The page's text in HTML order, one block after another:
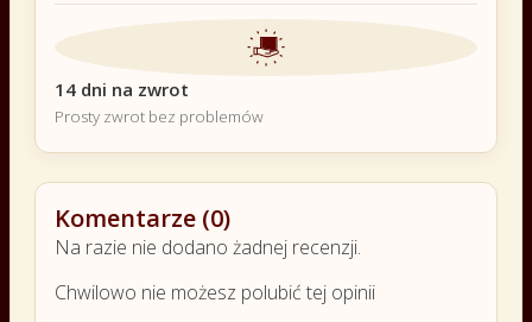
14 dni na zwrot
Prosty zwrot bez problemów
Komentarze (0)
Na razie nie dodano żadnej recenzji.
Chwilowo nie możesz polubić tej opinii